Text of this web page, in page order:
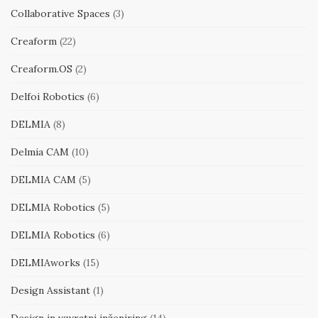
Collaborative Spaces (3)
Creaform (22)
Creaform.OS (2)
Delfoi Robotics (6)
DELMIA (8)
Delmia CAM (10)
DELMIA CAM (5)
DELMIA Robotics (5)
DELMIA Robotics (6)
DELMIAworks (15)
Design Assistant (1)